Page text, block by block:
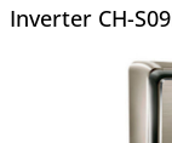
Inverter CH-